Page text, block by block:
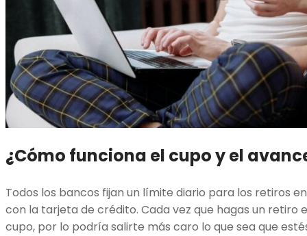
¿Cómo funciona el cupo y el
Todos los bancos fijan un límite diario para los retiros
con la tarjeta de crédito. Cada vez que hagas un
cupo, por lo podría salirte más caro lo que sea que